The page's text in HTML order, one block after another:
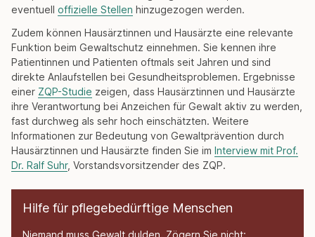
eventuell offizielle Stellen hinzugezogen werden.
Zudem können Hausärztinnen und Hausärzte eine relevante
Funktion beim Gewaltschutz einnehmen. Sie kennen ihre
Patientinnen und Patienten oftmals seit Jahren und sind
direkte Anlaufstellen bei Gesundheitsproblemen. Ergebnisse
einer ZQP-Studie zeigen, dass Hausärztinnen und Hausärzte
ihre Verantwortung bei Anzeichen für Gewalt aktiv zu werden,
fast durchweg als sehr hoch einschätzten. Weitere
Informationen zur Bedeutung von Gewaltprävention durch
Hausärztinnen und Hausärzte finden Sie im Interview mit Prof.
Dr. Ralf Suhr, Vorstandsvorsitzender des ZQP.
Hilfe für pflegebedürftige Menschen
Niemand muss Gewalt dulden. Zögern Sie nicht: